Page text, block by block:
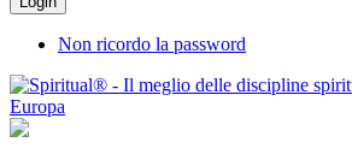
Non ricordo la password